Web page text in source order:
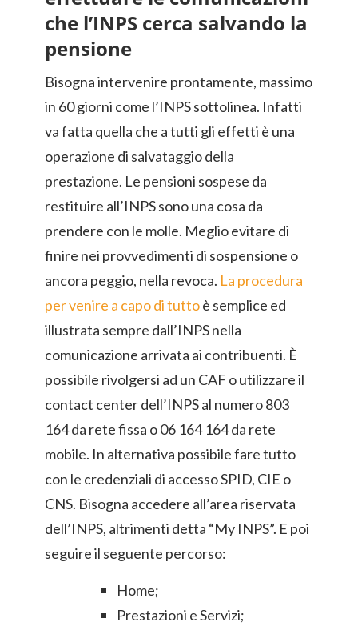
che l’INPS cerca salvando la
pensione
Bisogna intervenire prontamente, massimo
in 60 giorni come l’INPS sottolinea. Infatti
va fatta quella che a tutti gli effetti è una
operazione di salvataggio della
prestazione. Le pensioni sospese da
restituire all’INPS sono una cosa da
prendere con le molle. Meglio evitare di
finire nei provvedimenti di sospensione o
ancora peggio, nella revoca. La procedura
per venire a capo di tuttoè semplice ed
illustrata sempre dall’INPS nella
comunicazione arrivata ai contribuenti. È
possibile rivolgersi ad un CAF o utilizzare il
contact center dell’INPS al numero 803
164 da rete fissa o 06 164 164 da rete
mobile. In alternativa possibile fare tutto
con le credenziali di accesso SPID, CIE o
CNS. Bisogna accedere all’area riservata
dell’INPS, altrimenti detta “My INPS”. E poi
seguire il seguente percorso:
Home;
Prestazioni e Servizi;